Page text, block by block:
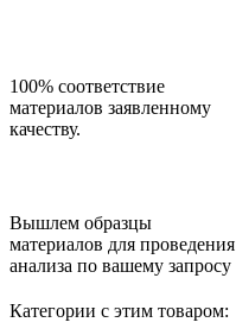
100% соответствие
материалов заявленному
качеству.
Вышлем образцы
материалов для проведения
анализа по вашему запросу
Категории с этим товаром: